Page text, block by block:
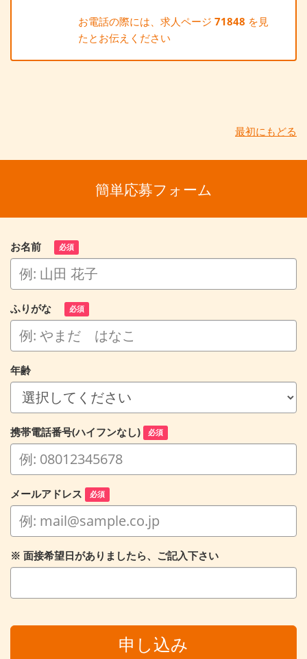
お電話の際には、求人ページ71848 を見
たとお伝えください
最初にもどる
簡単応募フォーム
お名前 必須
ふりがな 必須
年齢
携帯電話番号(ハイフンなし) 必須
メールアドレス 必須
※ 面接希望日がありましたら、ご記入下さい
申し込み